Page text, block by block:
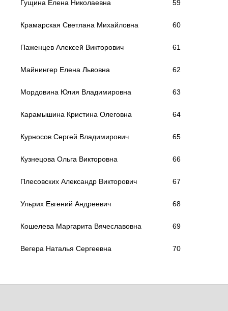
Гущина Елена Николаевна 59
Крамарская Светлана Михайловна 60
Паженцев Алексей Викторович 61
Майнингер Елена Львовна 62
Мордовина Юлия Владимировна 63
Карамышина Кристина Олеговна 64
Курносов Сергей Владимирович 65
Кузнецова Ольга Викторовна 66
Плесовских Александр Викторович 67
Ульрих Евгений Андреевич 68
Кошелева Маргарита Вячеславовна 69
Вегера Наталья Сергеевна 70